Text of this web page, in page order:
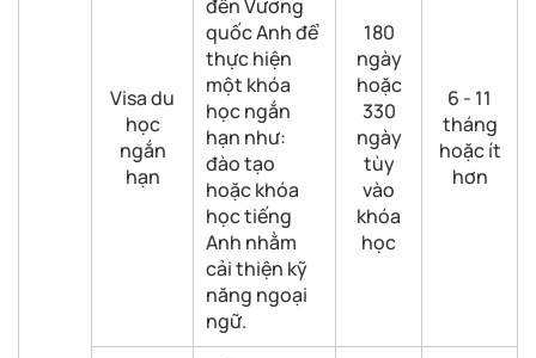
Visa du
học
ngắn
hạn
đến Vương
quốc Anh để
thực hiện
một khóa
học ngắn
hạn như:
đào tạo
hoặc khóa
học tiếng
Anh nhằm
cải thiện kỹ
năng ngoại
ngữ.
180
ngày
hoặc
330
ngày
tùy
vào
khóa
học
6 - 11
tháng
hoặc ít
hơn